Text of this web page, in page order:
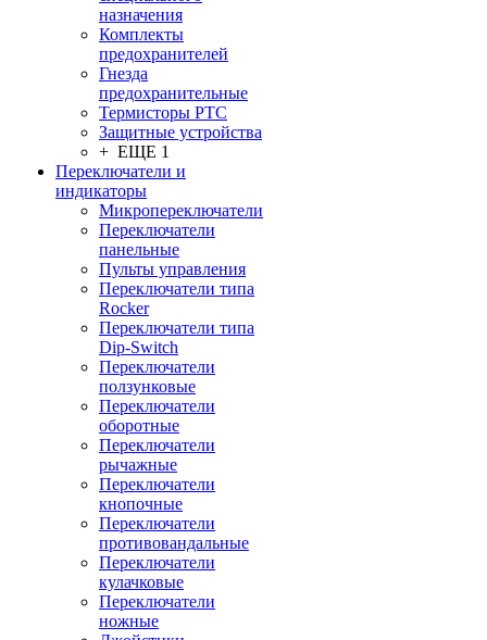
назначения
Комплекты
предохранителей
Гнезда
предохранительные
Термисторы PTC
Защитные устройства
+ ЕЩЕ 1
Переключатели и
индикаторы
Микропереключатели
Переключатели
панельные
Пульты управления
Переключатели типа
Rocker
Переключатели типа
Dip-Switch
Переключатели
ползунковые
Переключатели
оборотные
Переключатели
рычажные
Переключатели
кнопочные
Переключатели
противовандальные
Переключатели
кулачковые
Переключатели
ножные